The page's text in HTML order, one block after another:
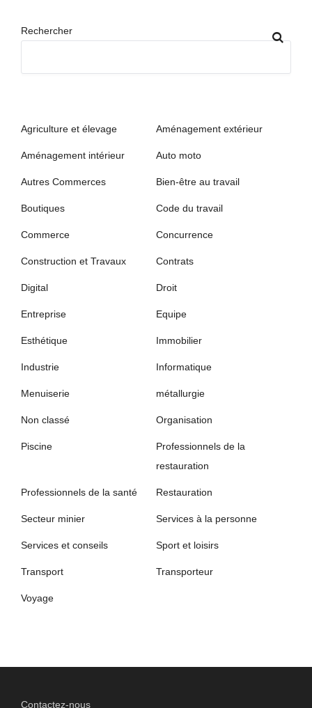
Rechercher
Agriculture et élevage Aménagement extérieur
Aménagement intérieur Auto moto
Autres Commerces Bien-être au travail
Boutiques Code du travail
Commerce Concurrence
Construction et Travaux Contrats
Digital Droit
Entreprise Equipe
Esthétique Immobilier
Industrie Informatique
Menuiserie métallurgie
Non classé Organisation
Piscine
Professionnels de la
restauration
Professionnels de la santé Restauration
Secteur minier Services à la personne
Services et conseils Sport et loisirs
Transport Transporteur
Voyage
Contactez-nous